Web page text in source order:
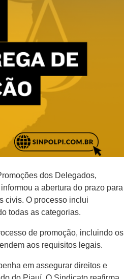
dos Delegados,
a abertura do prazo para
civis. O processo inclui
todas as categorias.
de promoção, incluindo os
aos requisitos legais.
em assegurar direitos e